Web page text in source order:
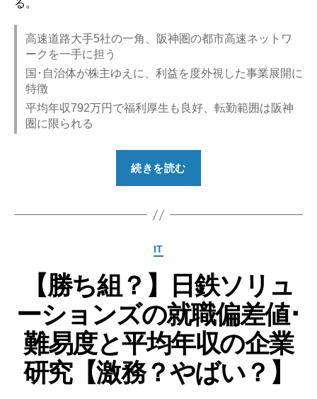
る。
高速道路大手5社の一角、阪神圏の都市高速ネットワ
ークを一手に担う
国･自治体が株主ゆえに、利益を度外視した事業展開に
特徴
平均年収792万円で福利厚生も良好、転勤範囲は阪神
圏に限られる
続きを読む
阪
速
道
路
の
就
職
偏
カ
ー
IT
【勝ち組？】日鉄ソリュ
ーションズの就職偏差値･
難易度と平均年収の企業
研究【激務？やばい？】